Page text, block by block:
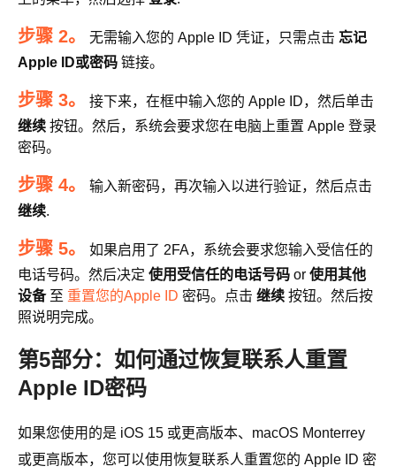
步骤 2。 无需输入您的 Apple ID 凭证，只需点击 忘记
Apple ID或密码 链接。
步骤 3。
接下来，在框中输入您的 Apple ID，然后单击
继续 按钮。然后，系统会要求您在电脑上重置 Apple 登录
密码。
步骤 4。
输入新密码，再次输入以进行验证，然后点击
继续.
步骤 5。
如果启用了 2FA，系统会要求您输入受信任的
电话号码。然后决定 使用受信任的电话号码 or 使用其他
设备至 重置您的Apple ID 密码。点击 继续 按钮。然后按
照说明完成。
第5部分：如何通过恢复联系人重置
Apple ID密码
如果您使用的是 iOS 15 或更高版本、macOS Monterrey
或更高版本，您可以使用恢复联系人重置您的 Apple ID 密